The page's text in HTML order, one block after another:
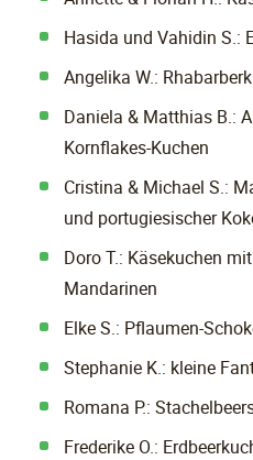
Hasida und Vahidin S.:
Angelika W.:
Daniela & Matthias B.:
Kornflakes-Kuchen
Cristina & Michael S.:
und portugiesischer
Doro T.: Käsekuchen
Mandarinen
Elke S.: Pflaumen-
Stephanie K.: kleine
Romana P.:
Frederike O.: